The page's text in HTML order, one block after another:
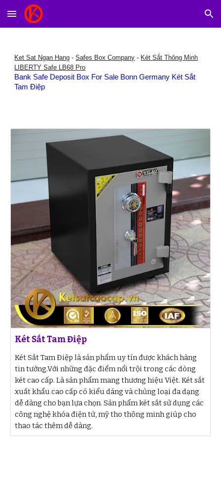
Skip to main content Skip to navigation
Ket Sat Ngan Hang - Safes Box Company - Két Sắt Thông Minh
LIBERTY Safe LB68 Pro
Bank Safe Deposit Box For Sale Bonn Germany Két Sắt
Tam Điệp
Két Sắt Tam Điệp
Két Sắt Tam Điệp là sản phẩm uy tín được khách hàng
tin tưởng.Với những đặc điểm nổi trội trong các dòng
két cao cấp. Là sản phẩm mang thương hiệu Việt. Két sắt
xuất khẩu cao cấp có kiểu dáng và chủng loại đa dạng
dễ dàng cho bạn lựa chọn. Sản phẩm két sắt sử dụng các
công nghệ khóa điện tử, mỹ tho thông minh giúp cho
thao tác thêm dễ dàng.